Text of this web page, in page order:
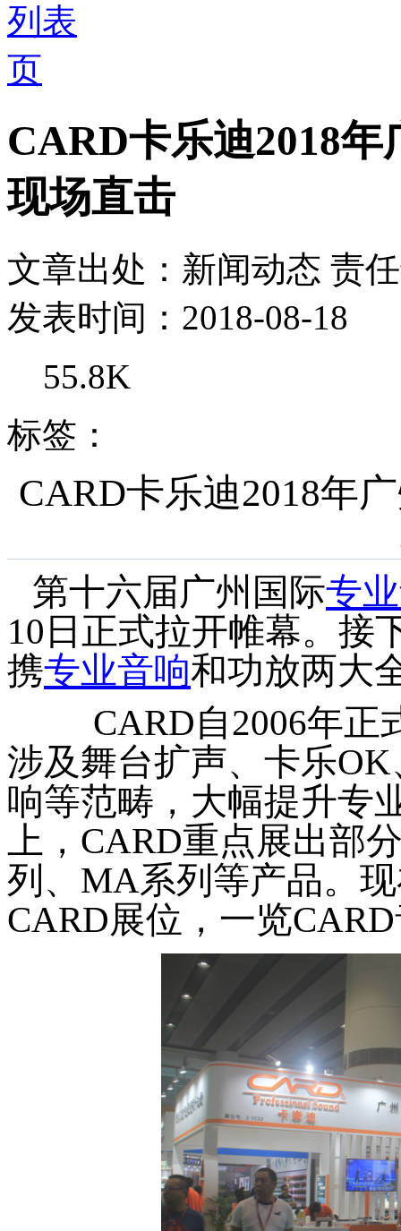
CARD卡乐迪2018
现场直击
文章出处：新闻动态 责
发表时间：2018-08-18
55.8K
标签：
CARD卡乐迪2018年
第十六届广州国际专
10日正式拉开帷幕。接
携专业音响和功放两大
CARD自2006年正
涉及舞台扩声、 卡乐OK
响等范畴，大幅提升专
上，CARD重点展出部
列、MA系列等产品。
CARD展位，一览CARD